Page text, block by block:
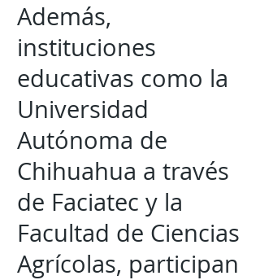
Además,
instituciones
educativas como la
Universidad
Autónoma de
Chihuahua a través
de Faciatec y la
Facultad de Ciencias
Agrícolas, participan